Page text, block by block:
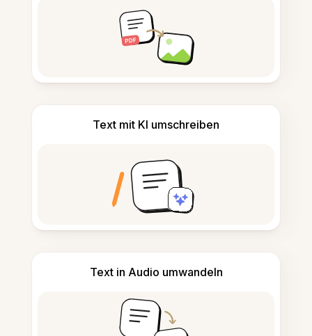
Text mit KI umschreiben
Text in Audio umwandeln